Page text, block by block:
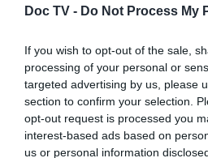
Doc TV - Do Not Process My
If you wish to opt-out of the sale,
processing of your personal or
targeted advertising by us, please
section to confirm your selection.
opt-out request is processed you
interest-based ads based on
us or personal information
Παράλληλα, μια ομάδα
πορεία στην οδό Καζίμ
πλακάτ με συνθήματα
απαγόρευση της